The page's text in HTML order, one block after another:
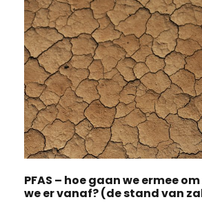
PFAS – hoe gaan we ermee
we er vanaf? (de stand van